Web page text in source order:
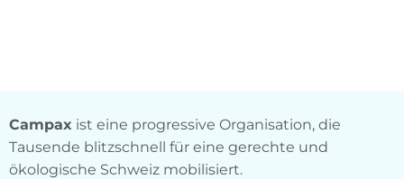
Campax ist eine progressive Organisation, die
Tausende blitzschnell für eine gerechte und
ökologische Schweiz mobilisiert.